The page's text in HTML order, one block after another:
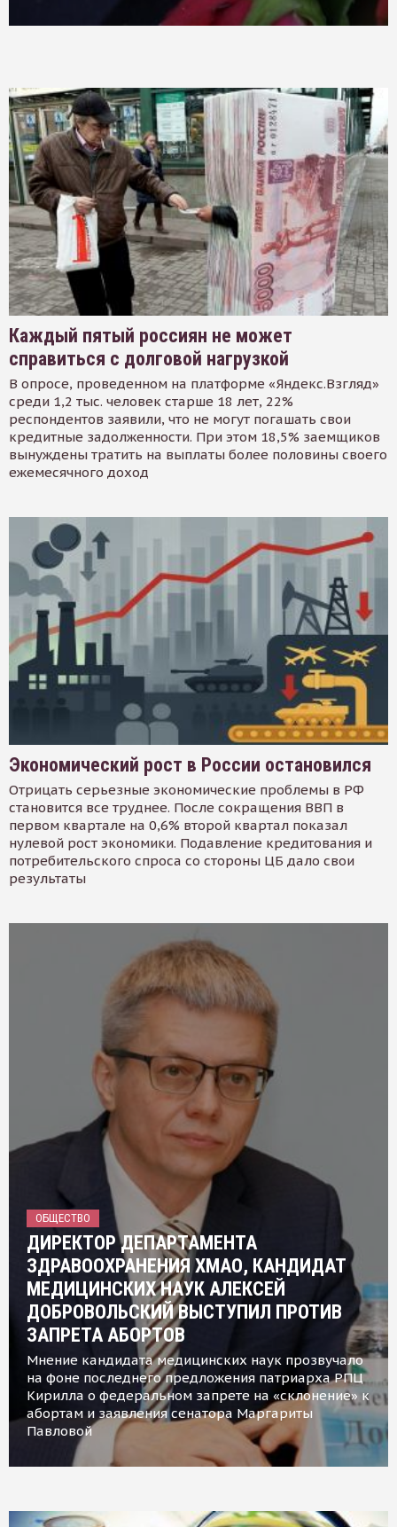
Каждый пятый россиян не может
справиться с долговой нагрузкой
В опросе, проведенном на платформе «Яндекс.Взгляд»
среди 1,2 тыс. человек старше 18 лет, 22%
респондентов заявили, что не могут погашать свои
кредитные задолженности. При этом 18,5% заемщиков
вынуждены тратить на выплаты более половины своего
ежемесячного доход
Экономический рост в России остановился
Отрицать серьезные экономические проблемы в РФ
становится все труднее. После сокращения ВВП в
первом квартале на 0,6% второй квартал показал
нулевой рост экономики. Подавление кредитования и
потребительского спроса со стороны ЦБ дало свои
результаты
ОБЩЕСТВО
ДИРЕКТОР ДЕПАРТАМЕНТА
ЗДРАВООХРАНЕНИЯ ХМАО, КАНДИДАТ
МЕДИЦИНСКИХ НАУК АЛЕКСЕЙ
ДОБРОВОЛЬСКИЙ ВЫСТУПИЛ ПРОТИВ
ЗАПРЕТА АБОРТОВ
Мнение кандидата медицинских наук прозвучало
на фоне последнего предложения патриарха РПЦ
Кирилла о федеральном запрете на «склонение» к
абортам и заявления сенатора Маргариты
Павловой